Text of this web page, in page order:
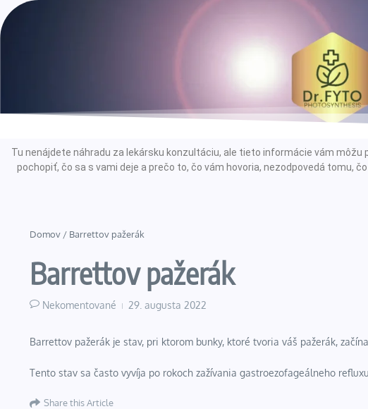
Tu nenájdete náhradu za lekársku konzultáciu, ale tieto informácie vám môžu
pochopiť, čo sa s vami deje a prečo to, čo vám hovoria, nezodpovedá tomu,
Domov / Barrettov pažerák
Barrettov pažerák
Nekomentované 29. augusta 2022
Barrettov pažerák je stav, pri ktorom bunky, ktoré tvoria váš pažerák,
Tento stav sa často vyvíja po rokoch zažívania gastroezofageálneho
Share this Article